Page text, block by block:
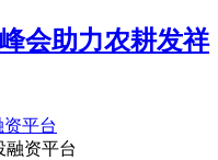
会助力农耕发祥